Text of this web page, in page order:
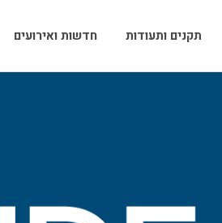
תקנים ותעודות חדשות ואירועים